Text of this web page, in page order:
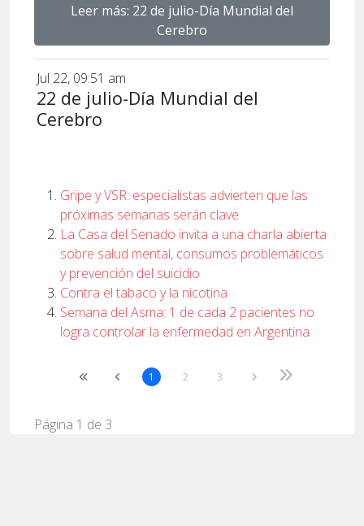
Leer más: 22 de julio-Día Mundial del
Cerebro
Jul 22, 09:51 am
22 de julio-Día Mundial del
Cerebro
Gripe y VSR: especialistas advierten que las
próximas semanas serán clave
La Casa del Senado invita a una charla abierta
sobre salud mental, consumos problemáticos
y prevención del suicidio
Contra el tabaco y la nicotina
Semana del Asma: 1 de cada 2 pacientes no
logra controlar la enfermedad en Argentina
1 2 3
Página 1 de 3